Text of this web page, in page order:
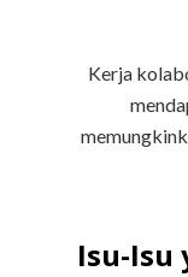
Kerja
Isu-Isu